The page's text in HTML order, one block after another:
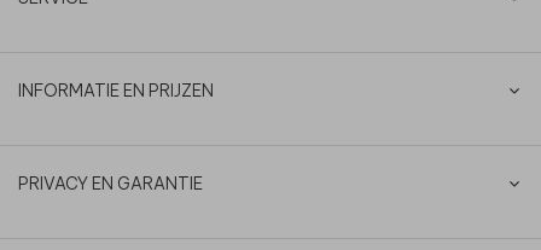
INFORMATIE EN PRIJZEN
PRIVACY EN GARANTIE